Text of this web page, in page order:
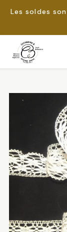
Les soldes
Passer